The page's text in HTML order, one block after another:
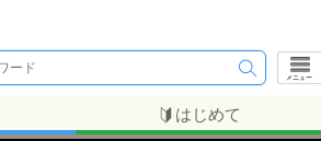
メニュー
はじめて